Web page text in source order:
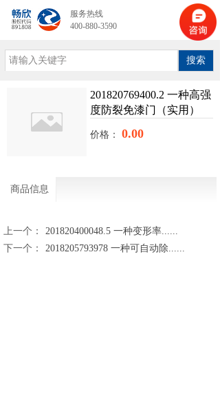
搜索
201820769400.2 一种高强
度防裂免漆门（实用）
价格： 0.00
商品信息
上一个：
201820400048.5 一种变形率......
下一个：
2018205793978 一种可自动除......
服务热线
400-880-3590